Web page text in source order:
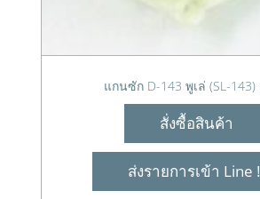
แกนซัก D-143 พูเล่ (SL-143)
สั่งซื้อสินค้า
ส่งรายการเข้า Line